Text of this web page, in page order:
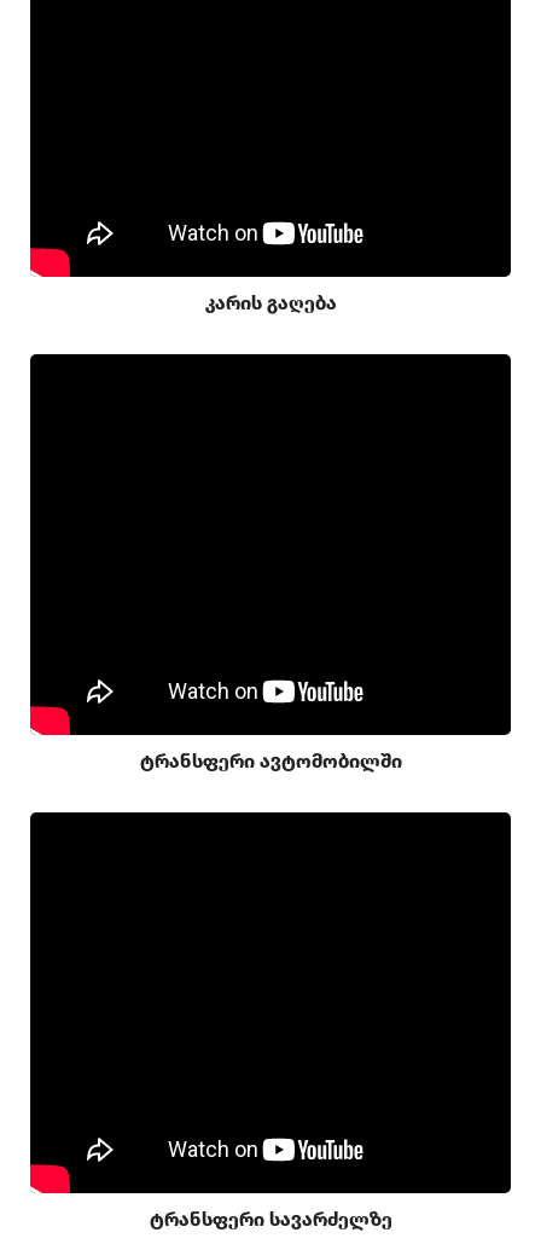
კარის გაღება
ტრანსფერი ავტომობილში
ტრანსფერი სავარძელზე